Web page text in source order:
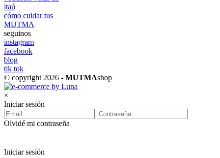
itaú
cómo cuidar tus
MUTMA
seguinos
instagram
facebook
blog
tik tok
© copyright 2026 - MUTMAshop
×
Iniciar sesión
Olvidé mi contraseña
Iniciar sesión